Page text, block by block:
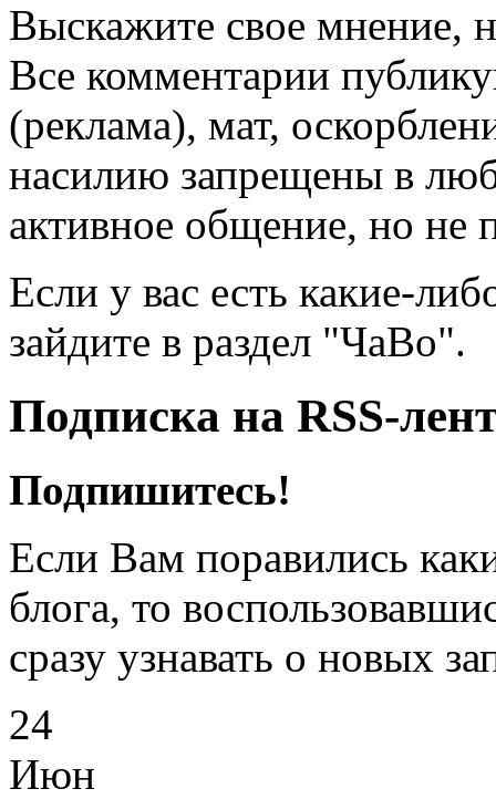
Выскажите свое мнение,
Все комментарии
(реклама), мат,
насилию запрещены в
активное общение, но не
Если у вас есть какие-
зайдите в раздел "ЧаВо".
Подписка на RSS-
Подпишитесь!
Если Вам поравились
блога, то
сразу узнавать о новых
24
Июн